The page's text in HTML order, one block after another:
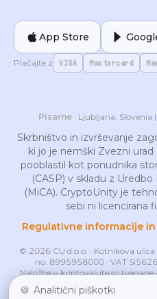
App Store
Plačajte z VISA Mastercard
Pisarne · Ljubljana, Slovenia
Skrbništvo in izvrševanje
ki jo je nemški Zvezni
pooblastil kot ponudnika
(CASP) v skladu z
(MiCA). CryptoUnity je
sebi ni licencirana
Regulativne informacije
© 2026 CU d.o.o. · Kotnikova
no. 8995958000 · VAT
Naložbe v kriptovalute so
zraste. Pretekli donosi ne
licencirana finančna
🍪 Analitični piškotki